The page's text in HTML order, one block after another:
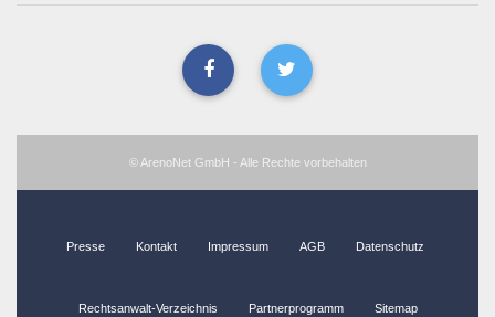
© ArenoNet GmbH - Alle Rechte vorbehalten
Presse Kontakt Impressum AGB Datenschutz
Rechtsanwalt-Verzeichnis Partnerprogramm Sitemap